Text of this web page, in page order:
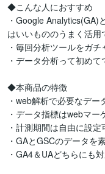
◆こんな人におすすめ
・Google
はいいもののうまく活用
・毎回分析ツールをガ
・データ分析って初め
◆本商品の特徴
・web解析で必要なデ
・データ指標はwebマー
・計測期間は自由に設定
・GAとGSCのデータを
・GA4＆UAどちらにも対